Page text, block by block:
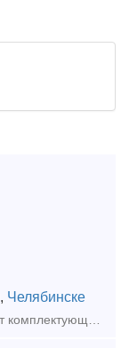
, Челябинске